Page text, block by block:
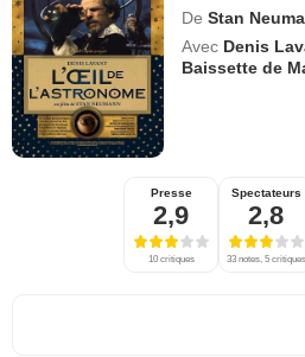
De Stan
Avec Denis
Baissette de
Presse
2,9
10 critiques
Spectateurs
2,8
33 notes, 5 critiques